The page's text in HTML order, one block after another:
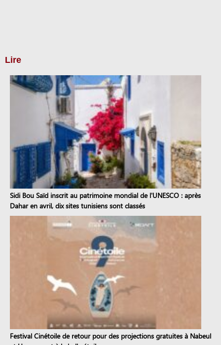
Lire
Sidi Bou Saïd inscrit au patrimoine mondial de l'UNESCO : après
Dahar en avril, dix sites tunisiens sont classés
Festival Cinétoile de retour pour des projections gratuites à Nabeul